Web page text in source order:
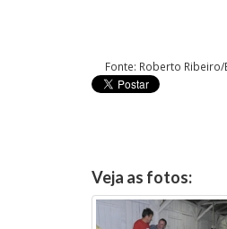
Fonte: Roberto Ribeiro/
Veja as fotos: